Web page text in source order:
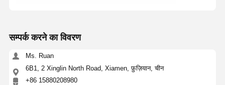
सम्पर्क करने का विवरण
Ms. Ruan
6B1, 2 Xinglin North Road, Xiamen, फ़ुज़ियान, चीन
+86 15880208980